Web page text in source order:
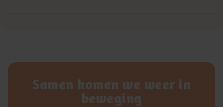
Samen komen we weer in
beweging